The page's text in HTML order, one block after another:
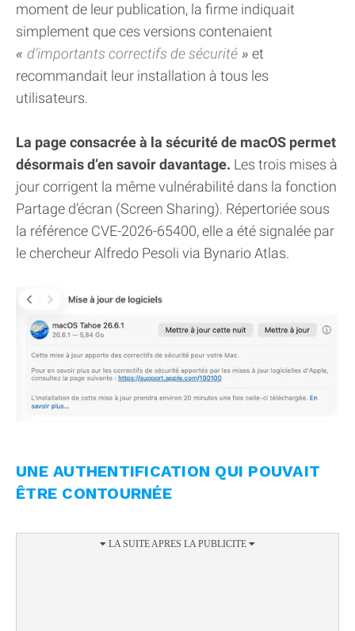
moment de leur publication, la firme indiquait
simplement que ces versions contenaient
d’importants correctifs de sécurité
et
recommandait leur installation à tous les
utilisateurs.
La page consacrée à la sécurité de macOS permet
désormais d’en savoir davantage. Les trois mises à
jour corrigent la même vulnérabilité dans la fonction
Partage d’écran (Screen Sharing). Répertoriée sous
la référence CVE-2026-65400, elle a été signalée par
le chercheur Alfredo Pesoli via Bynario Atlas.
UNE AUTHENTIFICATION QUI POUVAIT
ÊTRE CONTOURNÉE